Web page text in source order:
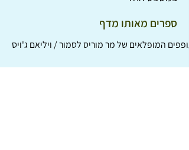
ספרים מאותו מדף
המופלאים של מר מוריס לסמור / ויליאם ג'ויס